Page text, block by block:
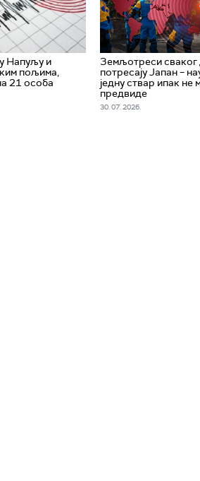
Напуљу и
пољима,
21 особа
Земљотреси сваког
потресају Јапан –
једну ствар ипак не
предвиде
30. 07. 2026.